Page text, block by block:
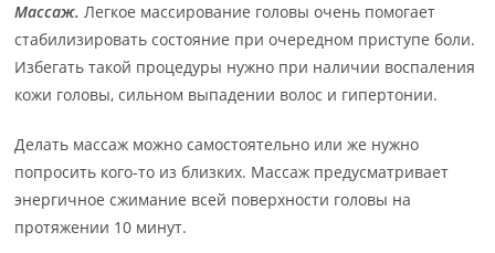
Массаж. Легкое массирование головы очень помогает
стабилизировать состояние при очередном приступе боли.
Избегать такой процедуры нужно при наличии воспаления
кожи головы, сильном выпадении волос и гипертонии.
Делать массаж можно самостоятельно или же нужно
попросить кого-то из близких. Массаж предусматривает
энергичное сжимание всей поверхности головы на
протяжении 10 минут.